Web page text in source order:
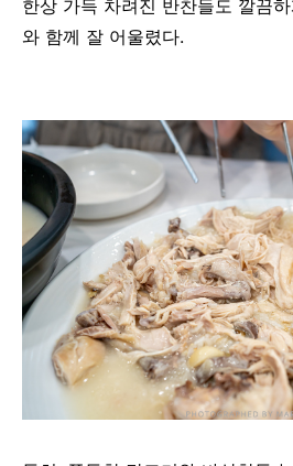
한상 가득 차려진 반찬들도 깔끔
와 함께 잘 어울렸다.